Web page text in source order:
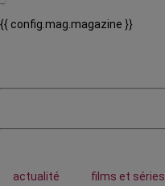
{{ config.mag.magazine }}
actualité films et séries